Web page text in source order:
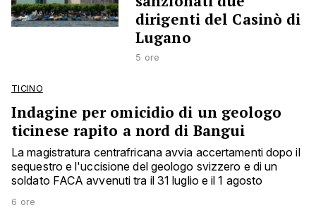
dirigenti del Casinò di
Lugano
5 ore
TICINO
Indagine per omicidio di un geologo
ticinese rapito a nord di Bangui
La magistratura centrafricana avvia accertamenti dopo il
sequestro e l'uccisione del geologo svizzero e di un
soldato FACA avvenuti tra il 31 luglio e il 1 agosto
6 ore